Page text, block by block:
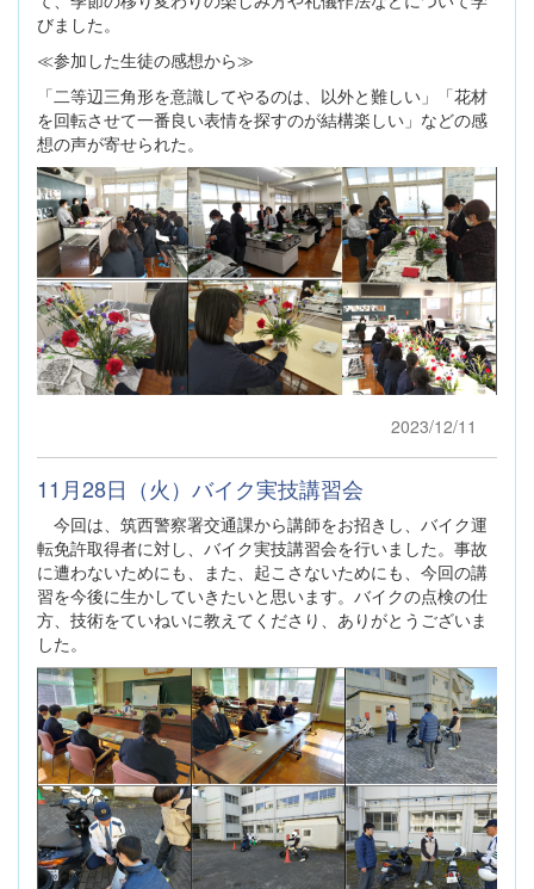
びました。
≪参加した生徒の感想から≫
「二等辺三角形を意識してやるのは、以外と難しい」「花材
を回転させて一番良い表情を探すのが結構楽しい」などの感
想の声が寄せられた。
2023/12/11
11月28日（火）バイク実技講習会
今回は、筑西警察署交通課から講師をお招きし、バイク運
転免許取得者に対し、バイク実技講習会を行いました。事故
に遭わないためにも、また、起こさないためにも、今回の講
習を今後に生かしていきたいと思います。バイクの点検の仕
方、技術をていねいに教えてくださり、ありがとうございま
した。